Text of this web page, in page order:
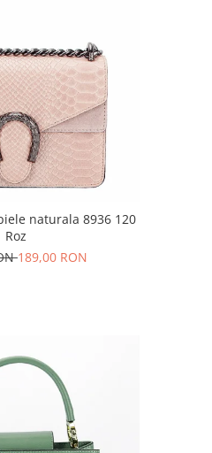
naturala 8936 120
Roz
189,00 RON